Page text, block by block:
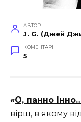
АВТОР
J. G. (Джей
КОМЕНТАРІ
5
«О, панно
вірш, в якому